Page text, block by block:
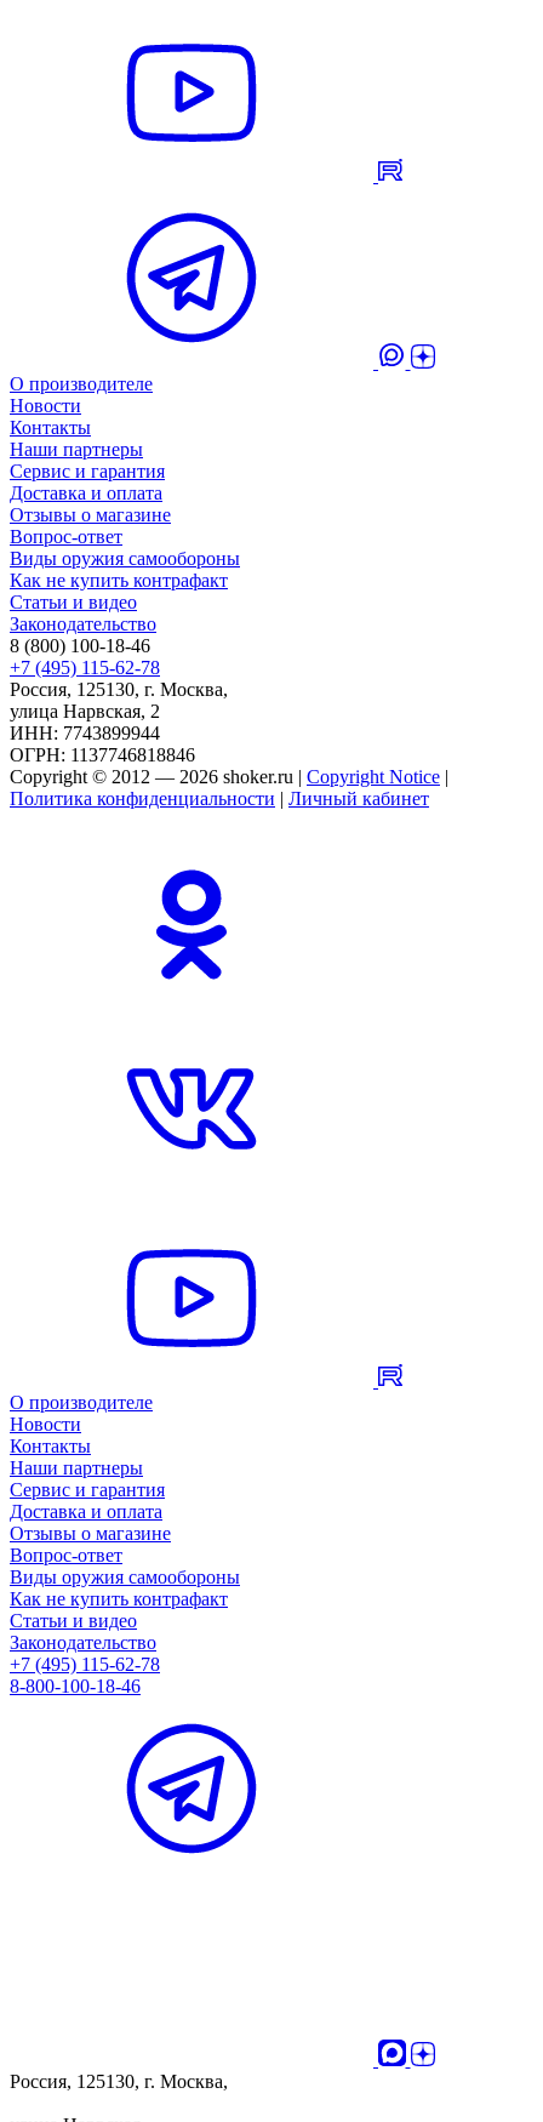
О производителе
Новости
Контакты
Наши партнеры
Сервис и гарантия
Доставка и оплата
Отзывы о магазине
Вопрос-ответ
Виды оружия самообороны
Как не купить контрафакт
Статьи и видео
Законодательство
8 (800) 100-18-46
+7 (495) 115-62-78
Россия, 125130, г. Москва,
улица Нарвская, 2
ИНН: 7743899944
ОГРН: 1137746818846
Copyright © 2012 — 2026 shoker.ru | Copyright Notice |
Политика конфиденциальности | Личный кабинет
О производителе
Новости
Контакты
Наши партнеры
Сервис и гарантия
Доставка и оплата
Отзывы о магазине
Вопрос-ответ
Виды оружия самообороны
Как не купить контрафакт
Статьи и видео
Законодательство
+7 (495) 115-62-78
8-800-100-18-46
Россия, 125130, г. Москва,